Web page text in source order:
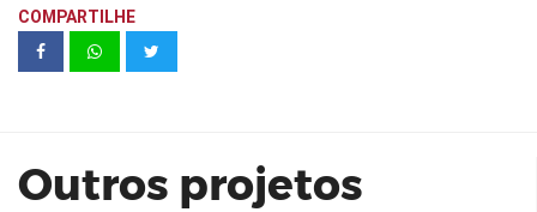
COMPARTILHE
Outros projetos
KZ Jabaquara Acabamentos |